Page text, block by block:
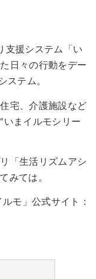
支援システム「い
日々の行動をデー
ステム。
宅、介護施設など
いまイルモシリー
「生活リズムアシ
みては。
モ」公式サイト：